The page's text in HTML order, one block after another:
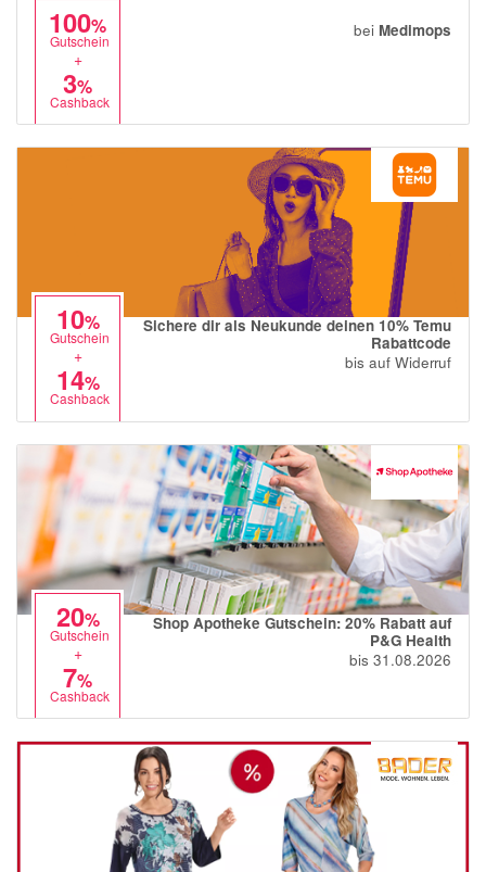
100%
Gutschein
+
3%
Cashback
bei Medimops
10%
Gutschein
+
14%
Cashback
Sichere dir als Neukunde deinen 10% Temu
Rabattcode
bis auf Widerruf
20%
Gutschein
+
7%
Cashback
Shop Apotheke Gutschein: 20% Rabatt auf
P&G Health
bis 31.08.2026